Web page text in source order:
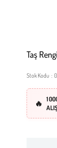
Taş
Stok Kodu